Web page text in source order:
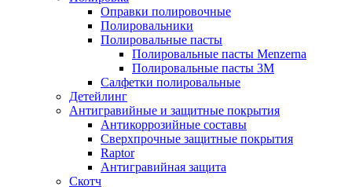
Оправки полировочные
Полировальники
Полировальные пасты
Полировальные пасты Menzerna
Полировальные пасты 3M
Салфетки полировальные
Детейлинг
Антигравийные и защитные покрытия
Антикоррозийные составы
Сверхпрочные защитные покрытия
Raptor
Антигравийная защита
Скотч